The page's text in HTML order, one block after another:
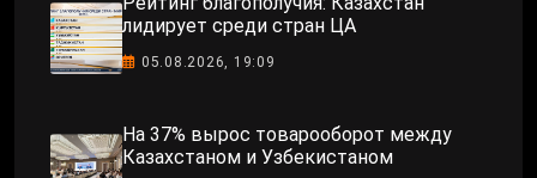
лидирует среди стран ЦА
05.08.2026, 19:09
На 37% вырос товарооборот между
Казахстаном и Узбекистаном